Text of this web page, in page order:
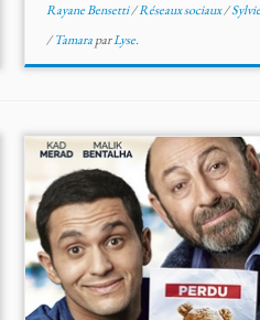
Rayane Bensetti/Réseaux sociaux/
/TamaraparLyse.